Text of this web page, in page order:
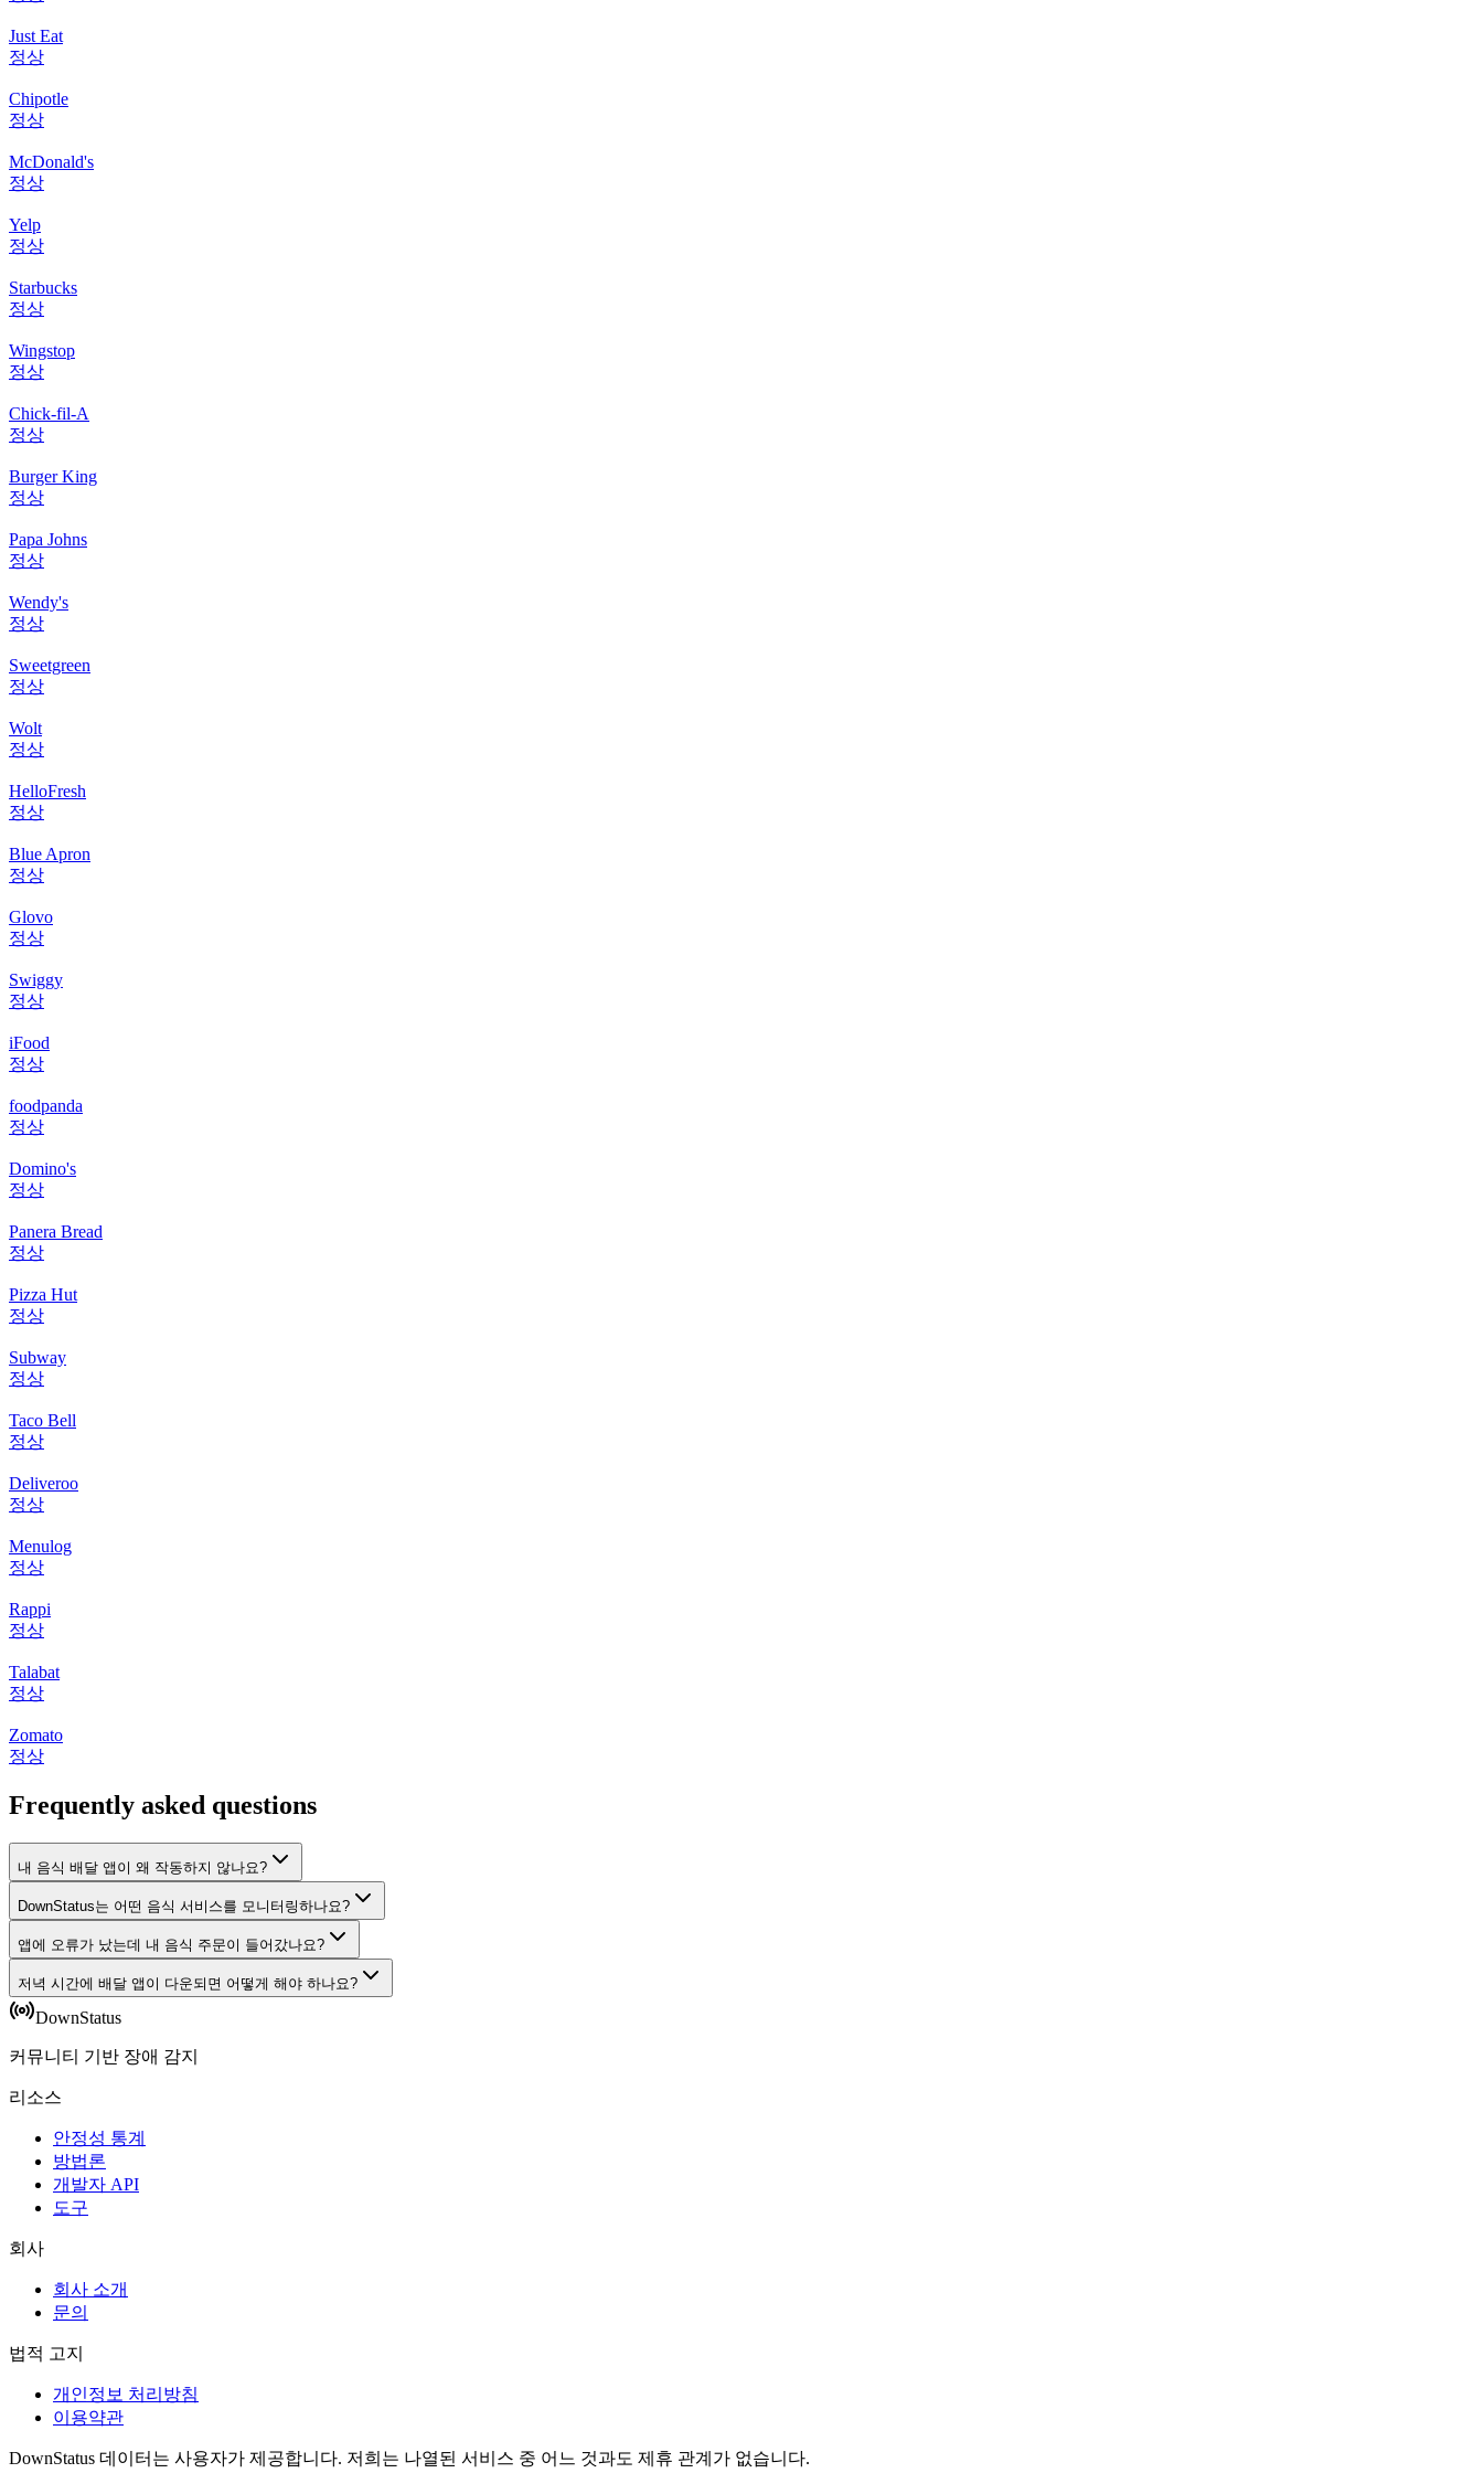
Just Eat
정상
Chipotle
정상
McDonald's
정상
Yelp
정상
Starbucks
정상
Wingstop
정상
Chick-fil-A
정상
Burger King
정상
Papa Johns
정상
Wendy's
정상
Sweetgreen
정상
Wolt
정상
HelloFresh
정상
Blue Apron
정상
Glovo
정상
Swiggy
정상
iFood
정상
foodpanda
정상
Domino's
정상
Panera Bread
정상
Pizza Hut
정상
Subway
정상
Taco Bell
정상
Deliveroo
정상
Menulog
정상
Rappi
정상
Talabat
정상
Zomato
정상
Frequently asked questions
내 음식 배달 앱이 왜 작동하지 않나요?
DownStatus는 어떤 음식 서비스를 모니터링하나요?
앱에 오류가 났는데 내 음식 주문이 들어갔나요?
저녁 시간에 배달 앱이 다운되면 어떻게 해야 하나요?
DownStatus
커뮤니티 기반 장애 감지
리소스
안정성 통계
방법론
개발자 API
도구
회사
회사 소개
문의
법적 고지
개인정보 처리방침
이용약관
DownStatus 데이터는 사용자가 제공합니다. 저희는 나열된 서비스 중 어느 것과도 제휴 관계가 없습니다.